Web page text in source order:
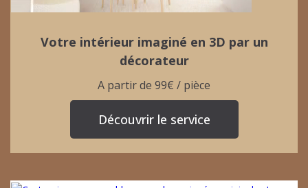
Votre intérieur imaginé en 3D par un
décorateur
A partir de 99€ / pièce
Découvrir le service